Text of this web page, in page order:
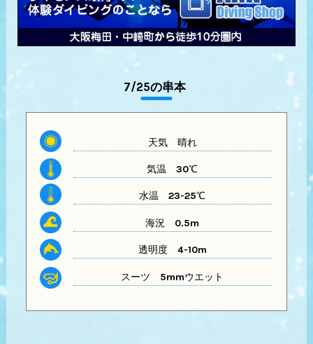
7/25の串本
天気晴れ
気温 30℃
水温 23-25℃
海況 0.5m
透明度4-10m
スーツ 5mmウエット